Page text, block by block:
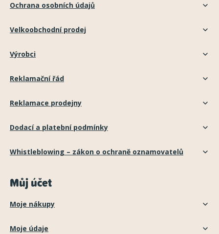
Ochrana osobních údajů
Velkoobchodní prodej
Výrobci
Reklamační řád
Reklamace prodejny
Dodací a platební podmínky
Whistleblowing – zákon o ochraně oznamovatelů
Můj účet
Moje nákupy
Moje údaje